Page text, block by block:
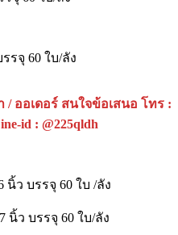
รจุ 60 ใบ/ลัง
ออเดอร์ สนใจข้อเสนอ โทร :
id : @225qldh
นิ้ว บรรจุ 60 ใบ /ลัง
นิ้ว บรรจุ 60 ใบ/ลัง